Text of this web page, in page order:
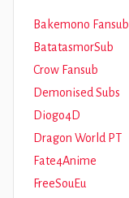
Bakemono Fansub
BatatasmorSub
Crow Fansub
Demonised Subs
Diogo4D
Dragon World PT
Fate4Anime
FreeSouEu